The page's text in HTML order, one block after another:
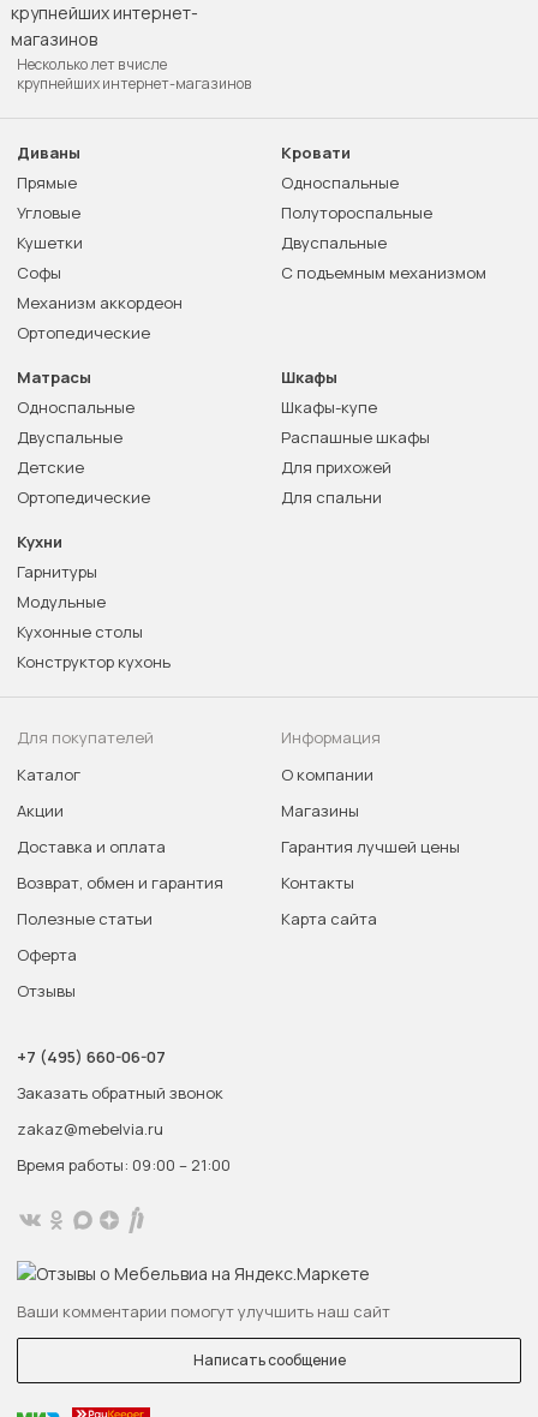
Несколько лет в числе
крупнейших интернет-магазинов
Диваны
Прямые
Угловые
Кушетки
Софы
Механизм аккордеон
Ортопедические
Кровати
Односпальные
Полутороспальные
Двуспальные
С подъемным механизмом
Матрасы
Односпальные
Двуспальные
Детские
Ортопедические
Шкафы
Шкафы-купе
Распашные шкафы
Для прихожей
Для спальни
Кухни
Гарнитуры
Модульные
Кухонные столы
Конструктор кухонь
Для покупателей
Каталог
Акции
Доставка и оплата
Возврат, обмен и гарантия
Полезные статьи
Оферта
Отзывы
Информация
О компании
Магазины
Гарантия лучшей цены
Контакты
Карта сайта
+7 (495) 660-06-07
Заказать обратный звонок
zakaz@mebelvia.ru
Время работы: 09:00 – 21:00
Ваши комментарии помогут улучшить наш сайт
Написать сообщение